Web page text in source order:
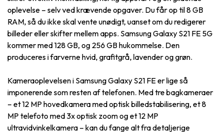
oplevelse – selv ved krævende opgaver. Du får op til 8 GB
RAM, så du ikke skal vente unødigt, uanset om du redigerer
billeder eller skifter mellem apps. Samsung Galaxy S21 FE 5G
kommer med 128 GB, og 256 GB hukommelse. Den
produceres i farverne hvid, grafitgrå, lavender og grøn.
Kameraoplevelsen i Samsung Galaxy S21 FE er lige så
imponerende som resten af telefonen. Med tre bagkameraer
– et 12 MP hovedkamera med optisk billedstabilisering, et 8
MP telefoto med 3x optisk zoom og et 12 MP
ultravidvinkelkamera – kan du fange alt fra detaljerige